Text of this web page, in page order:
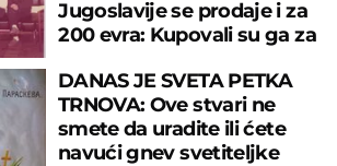
Jugoslavije se prodaje i za
200 evra: Kupovali su ga za
DANAS JE SVETA PETKA
TRNOVA: Ove stvari ne
smete da uradite ili ćete
navući gnev svetiteljke